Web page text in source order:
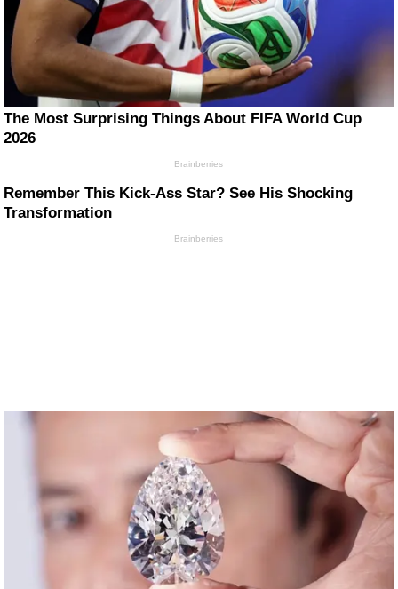
The Most Surprising Things About FIFA World Cup
2026
Brainberries
Remember This Kick-Ass Star? See His Shocking
Transformation
Brainberries